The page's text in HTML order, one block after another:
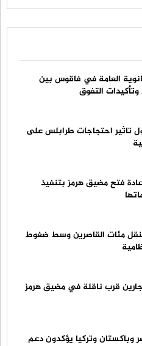
العامة في فاقوس بين
التفوق
تاثير احتجاجات طرابلس على
فتح مضيق هرمز بتنفيذ
مئات القاصرين وسط ضغوط
قرب ناقلة في مضيق هرمز
وباكستان وتركيا يؤكدون دعم